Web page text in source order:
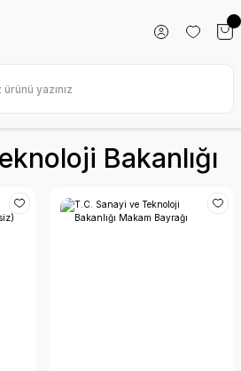
Bakanlığı